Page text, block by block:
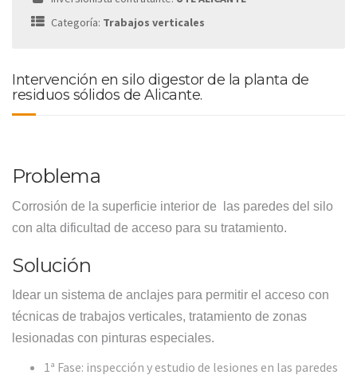
Categoría: Trabajos verticales
Intervención en silo digestor de la planta de
residuos sólidos de Alicante.
Problema
Corrosión de la superficie interior de las paredes del silo
con alta dificultad de acceso para su tratamiento.
Solución
Idear un sistema de anclajes para permitir el acceso con
técnicas de trabajos verticales, tratamiento de zonas
lesionadas con pinturas especiales.
1ª Fase: inspección y estudio de lesiones en las paredes